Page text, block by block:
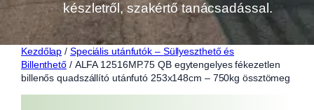
készletről, szakértő tanácsadással.
Kezdőlap / Speciális utánfutók – Süllyeszthető és
Billenthető/ ALFA 12516MP.75 QB egytengelyes fékezetlen
billenős quadszállító utánfutó 253x148cm – 750kg össztömeg